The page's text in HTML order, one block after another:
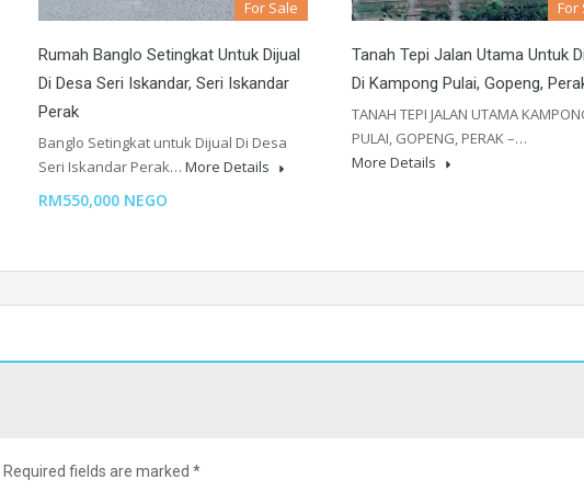
For Sale
Rumah Banglo Setingkat Untuk Dijual
Di Desa Seri Iskandar, Seri Iskandar
Perak
Banglo Setingkat untuk Dijual Di Desa
Seri Iskandar Perak… More Details
RM550,000 NEGO
For
Tanah Tepi Jalan Utama Untuk
Di Kampong Pulai, Gopeng,
TANAH TEPI JALAN UTAMA
PULAI, GOPENG, PERAK –…
More Details
Required fields are marked *